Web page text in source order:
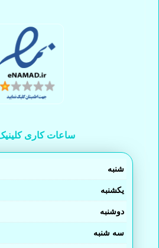
ساعات کاری
شنبه
یکشنبه
دوشنبه
سه شنبه